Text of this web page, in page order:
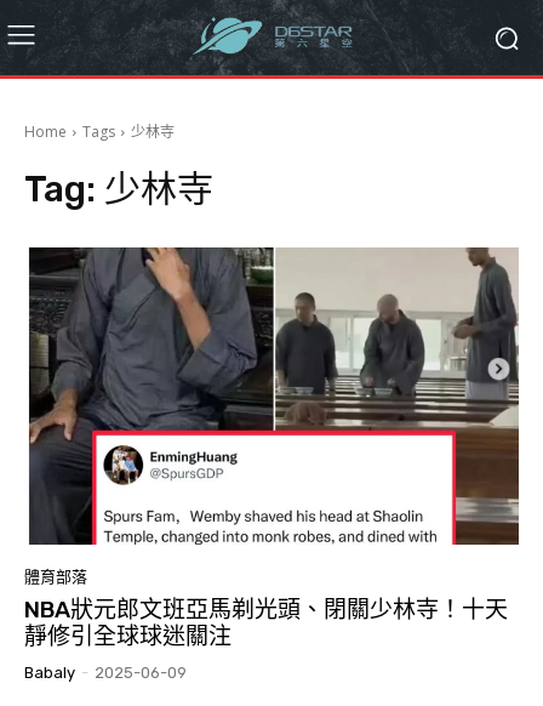
Home Tags 少林寺
Tag: 少林寺
體育部落
NBA狀元郎文班亞馬剃光頭、閉關少林寺！十天
靜修引全球球迷關注
Babaly - 2025-06-09